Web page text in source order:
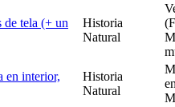
de tela (+ un
Historia
Natural
en interior,
Historia
Natural